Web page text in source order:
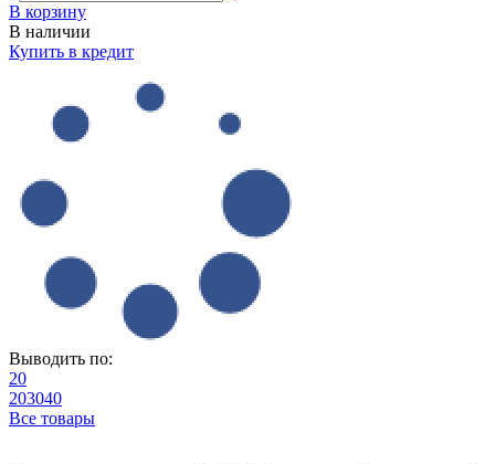
В корзину
В наличии
Купить в кредит
Выводить по:
20
203040
Все товары